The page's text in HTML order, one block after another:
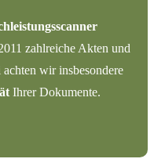
zahlreiche Akten und
wir insbesondere
Ihrer Dokumente.